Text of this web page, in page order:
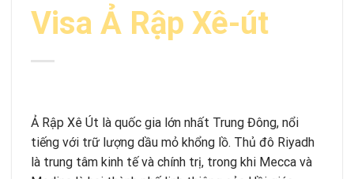
Visa Ả Rập Xê-út
Ả Rập Xê Út là quốc gia lớn nhất Trung Đông, nổi
tiếng với trữ lượng dầu mỏ khổng lồ. Thủ đô Riyadh
là trung tâm kinh tế và chính trị, trong khi Mecca và